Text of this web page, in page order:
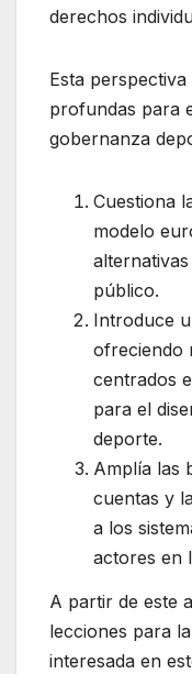
derechos
Esta
profundas para
gobernanza
Cuestiona
modelo
público.
Introduce
ofreciendo
centrados
para el
deporte.
Amplía las
cuentas y
a los
actores en
A partir de este
lecciones para
interesada en